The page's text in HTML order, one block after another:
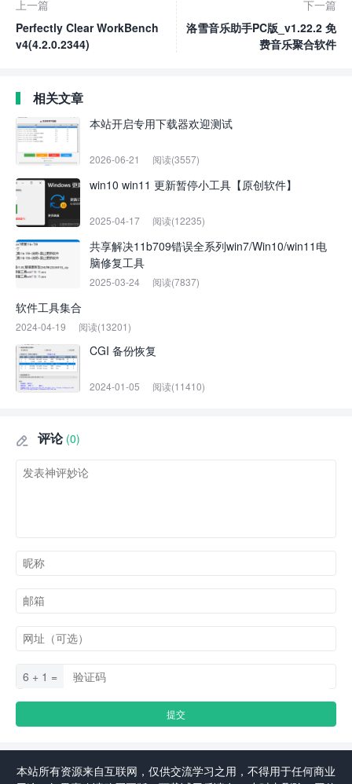
上一篇
Perfectly Clear WorkBench
v4(4.2.0.2344)
下一篇
洛雪音乐助手PC版_v1.22.2 免
费音乐聚合软件
相关文章
本站开启专用下载器欢迎测试
2026-06-21 阅读(3557)
win10 win11 更新暂停小工具【原创软件】
2025-04-17 阅读(12235)
共享解决11b709错误全系列win7/Win10/win11电
脑修复工具
2025-03-24 阅读(7837)
软件工具集合
2024-04-19 阅读(13201)
CGI 备份恢复
2024-01-05 阅读(11410)
 评论 (0)
6 + 1 =
本站所有资源来自互联网，仅供交流学习之用，不得用于任何商业